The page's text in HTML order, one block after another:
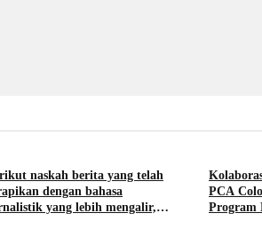
naskah berita yang telah
dengan bahasa
yang lebih mengalir,
PCA
Program